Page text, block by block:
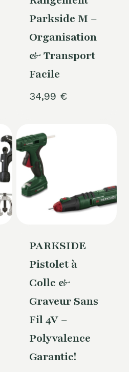
Parkside M –
Organisation
& Transport
Facile
34,99 €
PARKSIDE
Pistolet à
Colle &
Graveur Sans
Fil 4V –
Polyvalence
Garantie!